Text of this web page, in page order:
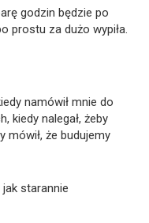
godzin będzie po
prostu za dużo wypiła.
namówił mnie do
kiedy nalegał, żeby
mówił, że budujemy
jak starannie